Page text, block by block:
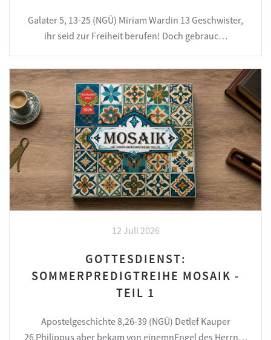
Galater 5, 13-25 (NGÜ) Miriam Wardin 13 Geschwister,
ihr seid zur Freiheit berufen! Doch gebrauc…
12 Juli 2026
GOTTESDIENST:
SOMMERPREDIGTREIHE MOSAIK -
TEIL 1
Apostelgeschichte 8,26-39 (NGÜ) Detlef Kauper
26 Philippus aber bekam von einemnEngel des Herrn…